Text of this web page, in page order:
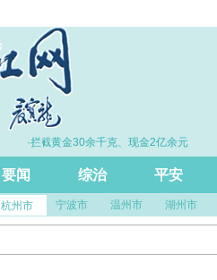
·拦截黄金30余千克、现金2亿余元
要闻 综治 平安
杭州市 宁波市 温州市 湖州市